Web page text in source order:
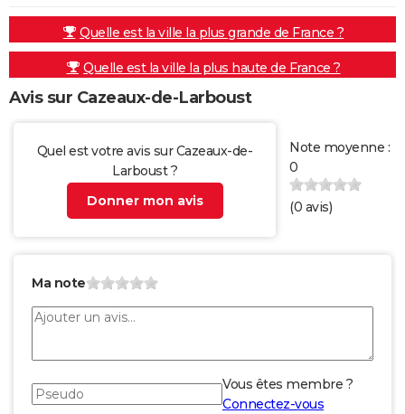
Quelle est la ville la plus grande de France ?
Quelle est la ville la plus haute de France ?
Avis sur Cazeaux-de-Larboust
Quel est votre avis sur Cazeaux-de-
Larboust ?
Donner mon avis
Note moyenne :
0
(0 avis)
Ma note
Vous êtes membre ?
Connectez-vous